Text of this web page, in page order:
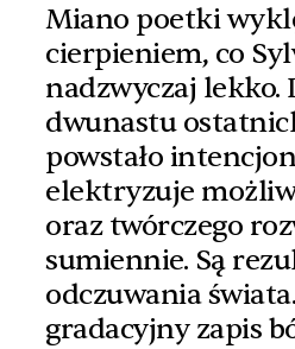
Miano poetki
cierpieniem, co
nadzwyczaj
dwunastu
powstało
elektryzuje
oraz twórczego
sumiennie. Są
odczuwania
gradacyjny zapis